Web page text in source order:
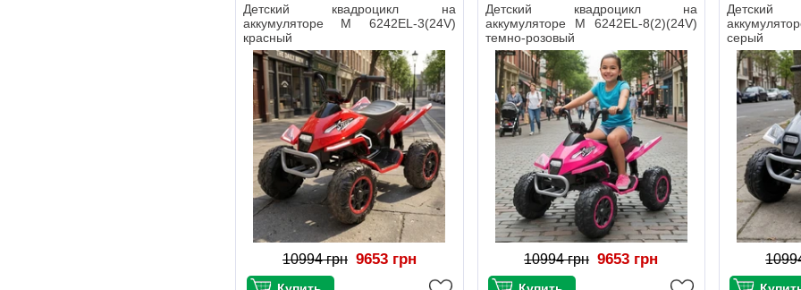
Детский квадроцикл на
аккумуляторе M 6242EL-3(24V)
красный
10994 грн 9653 грн
Детский квадроцикл на
аккумуляторе M 6242EL-8(2)(24V)
темно-розовый
10994 грн 9653 грн
серый